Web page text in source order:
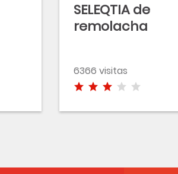
SELEQTIA de
remolacha
6366 visitas